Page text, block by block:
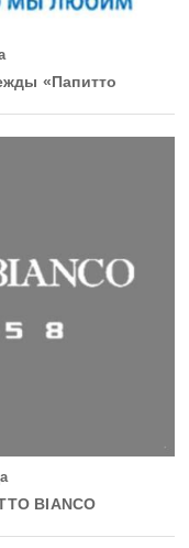
«Папитто
BIANCO